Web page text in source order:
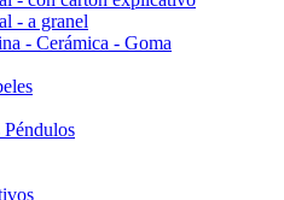
- a granel
- Cerámica - Goma